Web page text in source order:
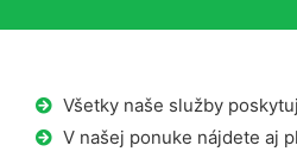
Všetky naše služby
V našej ponuke nájdete aj